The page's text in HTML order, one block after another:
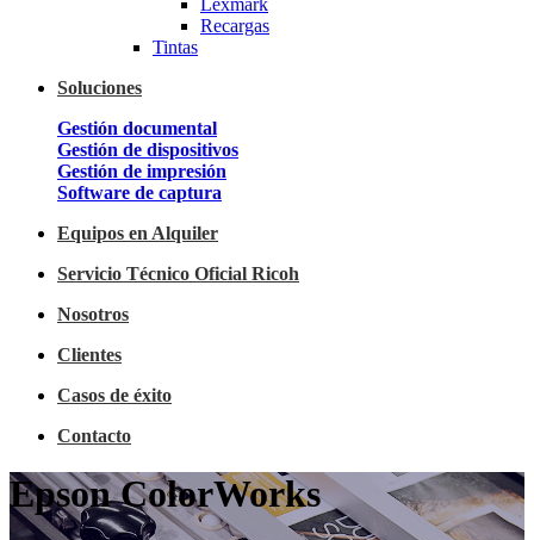
Lexmark
Recargas
Tintas
Soluciones
Gestión documental
Gestión de dispositivos
Gestión de impresión
Software de captura
Equipos en Alquiler
Servicio Técnico Oficial Ricoh
Nosotros
Clientes
Casos de éxito
Contacto
Epson ColorWorks